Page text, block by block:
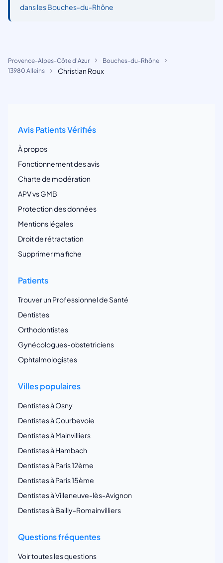
dans les Bouches-du-Rhône
Provence-Alpes-Côte d'Azur
Bouches-du-Rhône
13980 Alleins
Christian Roux
Avis Patients Vérifiés
À propos
Fonctionnement des avis
Charte de modération
APV vs GMB
Protection des données
Mentions légales
Droit de rétractation
Supprimer ma fiche
Patients
Trouver un Professionnel de Santé
Dentistes
Orthodontistes
Gynécologues-obstetriciens
Ophtalmologistes
Villes populaires
Dentistes à Osny
Dentistes à Courbevoie
Dentistes à Mainvilliers
Dentistes à Hambach
Dentistes à Paris 12ème
Dentistes à Paris 15ème
Dentistes à Villeneuve-lès-Avignon
Dentistes à Bailly-Romainvilliers
Questions fréquentes
Voir toutes les questions